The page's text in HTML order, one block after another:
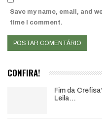
Save my name, email, and
time I comment.
CONFIRA!
Fim da
Leila…